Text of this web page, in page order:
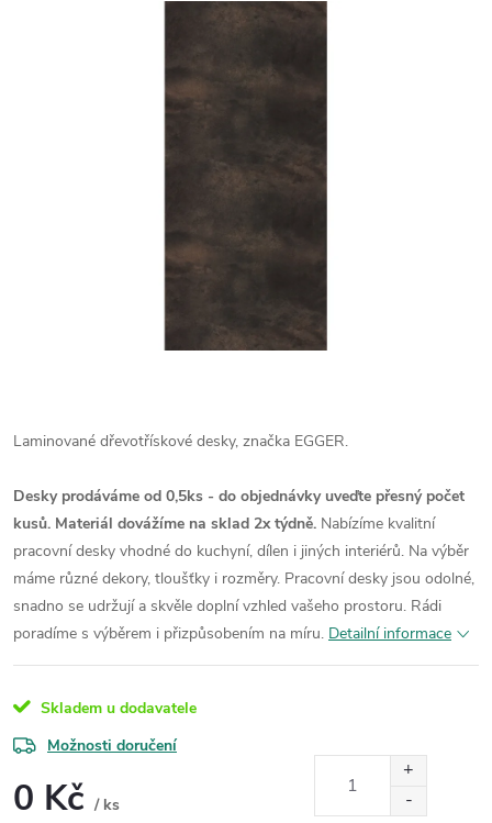
Laminované dřevotřískové desky, značka EGGER.
Desky prodáváme od 0,5ks - do objednávky uveďte přesný počet
kusů. Materiál dovážíme na sklad 2x týdně. Nabízíme kvalitní
pracovní desky vhodné do kuchyní, dílen i jiných interiérů. Na výběr
máme různé dekory, tloušťky i rozměry. Pracovní desky jsou odolné,
snadno se udržují a skvěle doplní vzhled vašeho prostoru. Rádi
poradíme s výběrem i přizpůsobením na míru. Detailní informace
Skladem u dodavatele
Možnosti doručení
0 Kč / ks